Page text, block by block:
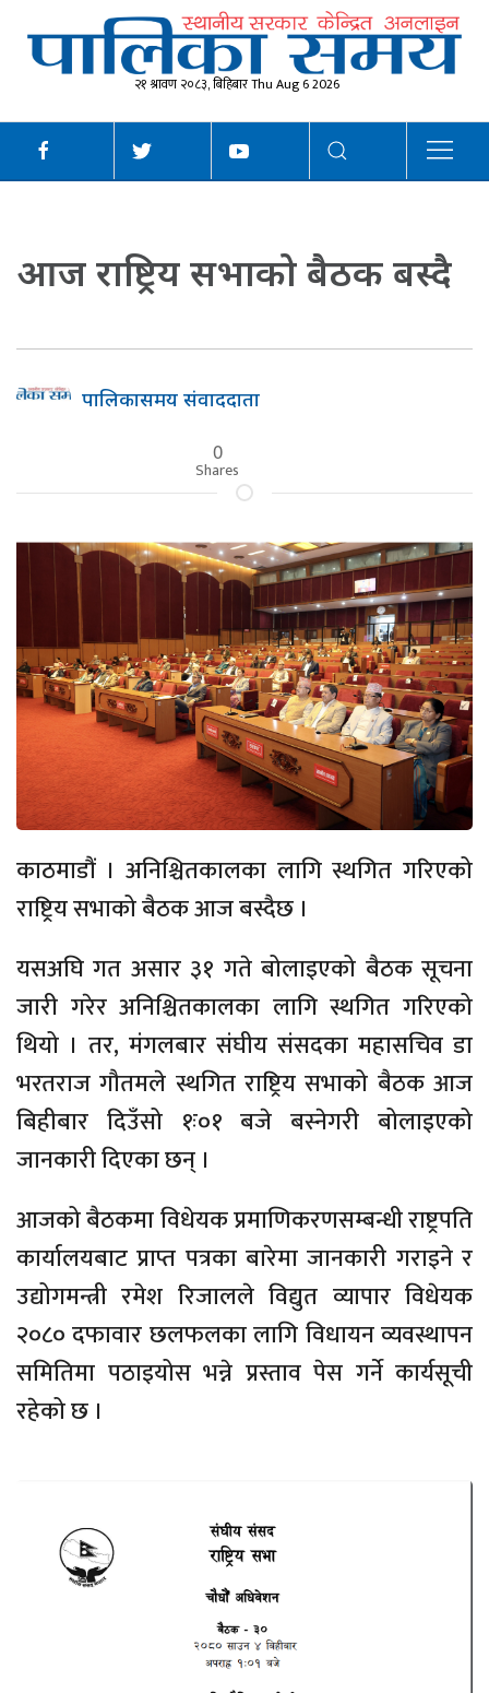
२१ श्रावण २०८३, बिहिबार Thu Aug 6 2026
आज राष्ट्रिय सभाको बैठक बस्दै
पालिकासमय संवाददाता
0
Shares
काठमाडौं । अनिश्चितकालका लागि स्थगित गरिएको
राष्ट्रिय सभाको बैठक आज बस्दैछ ।
यसअघि गत असार ३१ गते बोलाइएको बैठक सूचना
जारी गरेर अनिश्चितकालका लागि स्थगित गरिएको
थियो । तर, मंगलबार संघीय संसदका महासचिव डा
भरतराज गौतमले स्थगित राष्ट्रिय सभाको बैठक आज
बिहीबार दिउँसो १ः०१ बजे बस्नेगरी बोलाइएको
जानकारी दिएका छन् ।
आजको बैठकमा विधेयक प्रमाणिकरणसम्बन्धी राष्ट्रपति
कार्यालयबाट प्राप्त पत्रका बारेमा जानकारी गराइने र
उद्योगमन्त्री रमेश रिजालले विद्युत व्यापार विधेयक
२०८० दफावार छलफलका लागि विधायन व्यवस्थापन
समितिमा पठाइयोस भन्ने प्रस्ताव पेस गर्ने कार्यसूची
रहेको छ ।